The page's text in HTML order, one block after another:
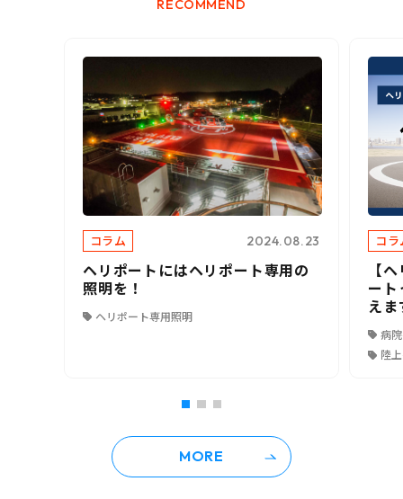
RECOMMEND
コラム 2024.08.23
ヘリポートにはヘリポート専用の
照明を！
ヘリポート専用照明
コ
【
ー
えま
病
陸
MORE